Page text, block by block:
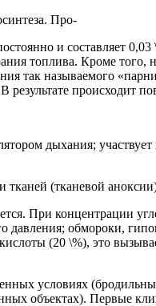
Про-
и составляет
топлива. Кроме
так называемого
результате происходит
дыхания;
тканей (тканевой
При концентрации
давления; обмороки,
(20 \%), это
условиях
объектах). Первые